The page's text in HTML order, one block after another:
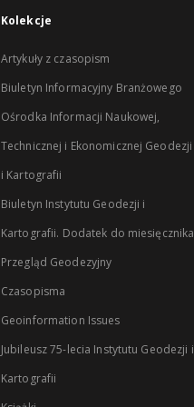
Kolekcje
Artykuły z czasopism
Biuletyn Informacyjny Branżowego
Ośrodka Informacji Naukowej,
Technicznej i Ekonomicznej Geodezji
i Kartografii
Biuletyn Instytutu Geodezji i
Kartografii. Dodatek do miesięcznika
Przegląd Geodezyjny
Czasopisma
Geoinformation Issues
Jubileusz 75-lecia Instytutu Geodezji i
Kartografii